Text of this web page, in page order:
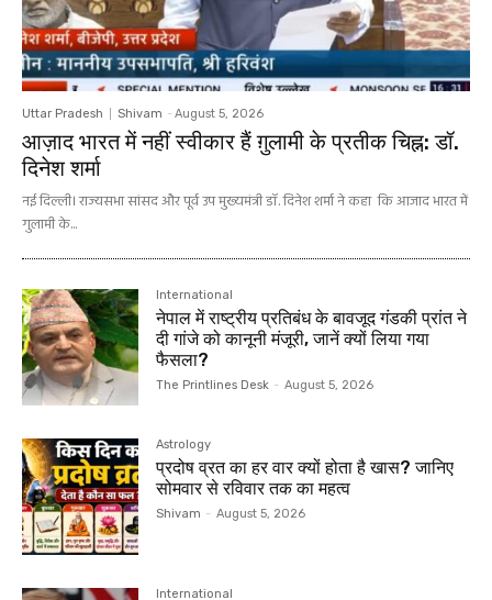
Uttar Pradesh Shivam - August 5, 2026
आज़ाद भारत में नहीं स्वीकार हैं ग़ुलामी के प्रतीक चिह्न: डॉ.
दिनेश शर्मा
नई दिल्ली। राज्यसभा सांसद और पूर्व उप मुख्यमंत्री डॉ. दिनेश शर्मा ने कहा कि आजाद भारत में
गुलामी के...
International
नेपाल में राष्ट्रीय प्रतिबंध के बावजूद गंडकी प्रांत ने
दी गांजे को कानूनी मंजूरी, जानें क्यों लिया गया
फैसला?
The Printlines Desk - August 5, 2026
Astrology
प्रदोष व्रत का हर वार क्यों होता है खास? जानिए
सोमवार से रविवार तक का महत्व
Shivam - August 5, 2026
International